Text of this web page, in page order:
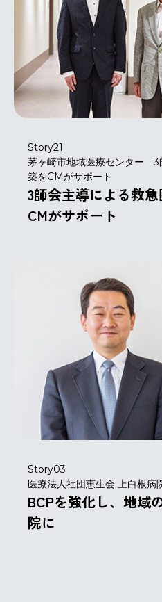
Story21
茅ヶ崎市地域医療センター 3
築をCMがサポート
3師会主導による救
CMがサポート
Story03
医療法人社団恵生会 上白根病
BCPを強化し、地域
院に